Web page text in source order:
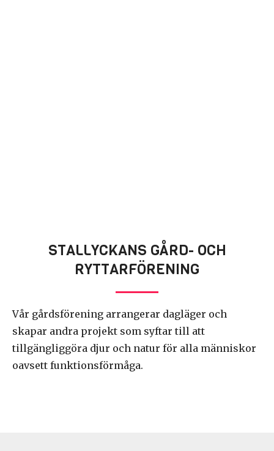
STALLYCKANS GÅRD- OCH
RYTTARFÖRENING
Vår gårdsförening arrangerar dagläger och
skapar andra projekt som syftar till att
tillgängliggöra djur och natur för alla människor
oavsett funktionsförmåga.